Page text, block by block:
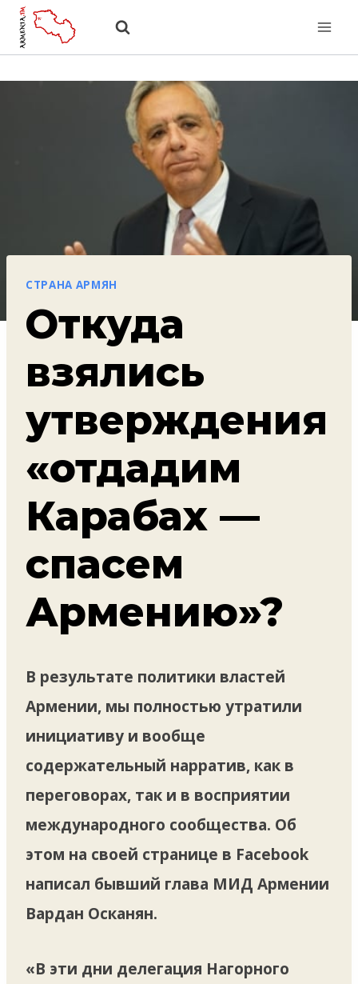
Перейти
СТРАНА АРМЯН
Откуда
взялись
утверждения
«отдадим
Карабах —
спасем
Армению»?
В результате политики властей
Армении, мы полностью утратили
инициативу и вообще
содержательный нарратив, как в
переговорах, так и в восприятии
международного сообщества. Об
этом на своей странице в Facebook
написал бывший глава МИД Армении
Вардан Осканян.
«В эти дни делегация Нагорного